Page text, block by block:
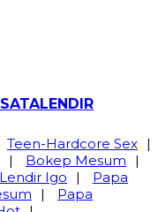
Teen-Hardcore Sex |
| Bokep Mesum
|
Lendir Igo |
Papa
|
Papa